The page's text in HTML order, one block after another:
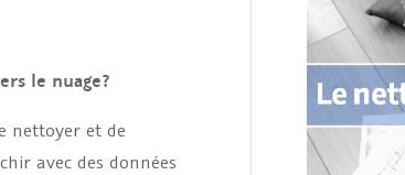
le nuage?
nettoyer et de
avec des données